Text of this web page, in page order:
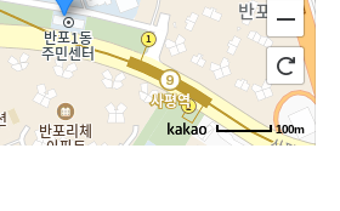
100m